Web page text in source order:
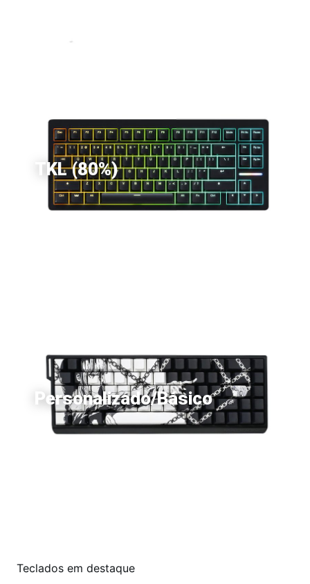
TKL (80%)
Personalizado/Básico
Teclados em destaque